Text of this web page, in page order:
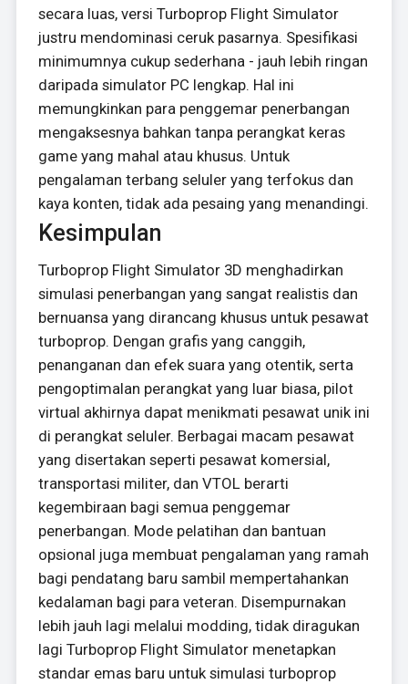
secara luas, versi Turboprop Flight Simulator
justru mendominasi ceruk pasarnya. Spesifikasi
minimumnya cukup sederhana - jauh lebih ringan
daripada simulator PC lengkap. Hal ini
memungkinkan para penggemar penerbangan
mengaksesnya bahkan tanpa perangkat keras
game yang mahal atau khusus. Untuk
pengalaman terbang seluler yang terfokus dan
kaya konten, tidak ada pesaing yang menandingi.
Kesimpulan
Turboprop Flight Simulator 3D menghadirkan
simulasi penerbangan yang sangat realistis dan
bernuansa yang dirancang khusus untuk pesawat
turboprop. Dengan grafis yang canggih,
penanganan dan efek suara yang otentik, serta
pengoptimalan perangkat yang luar biasa, pilot
virtual akhirnya dapat menikmati pesawat unik ini
di perangkat seluler. Berbagai macam pesawat
yang disertakan seperti pesawat komersial,
transportasi militer, dan VTOL berarti
kegembiraan bagi semua penggemar
penerbangan. Mode pelatihan dan bantuan
opsional juga membuat pengalaman yang ramah
bagi pendatang baru sambil mempertahankan
kedalaman bagi para veteran. Disempurnakan
lebih jauh lagi melalui modding, tidak diragukan
lagi Turboprop Flight Simulator menetapkan
standar emas baru untuk simulasi turboprop